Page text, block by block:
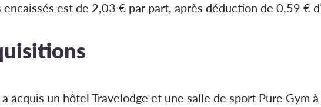
est de 2,03 € par part, après déduction de 0,59 €
acquis un hôtel Travelodge et une salle de sport Pure Gym